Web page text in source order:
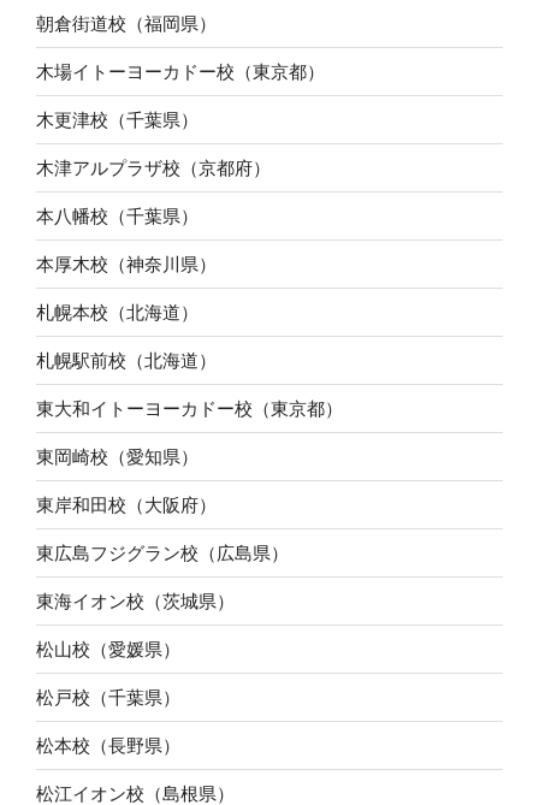
朝倉街道校（福岡県）
木場イトーヨーカドー校（東京都）
木更津校（千葉県）
木津アルプラザ校（京都府）
本八幡校（千葉県）
本厚木校（神奈川県）
札幌本校（北海道）
札幌駅前校（北海道）
東大和イトーヨーカドー校（東京都）
東岡崎校（愛知県）
東岸和田校（大阪府）
東広島フジグラン校（広島県）
東海イオン校（茨城県）
松山校（愛媛県）
松戸校（千葉県）
松本校（長野県）
松江イオン校（島根県）